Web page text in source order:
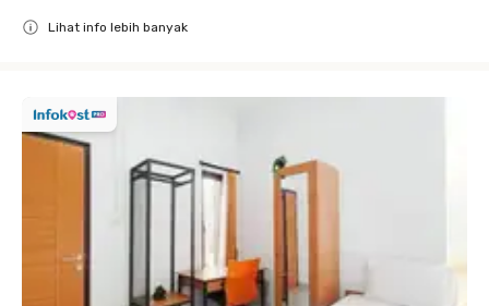
Lihat info lebih banyak